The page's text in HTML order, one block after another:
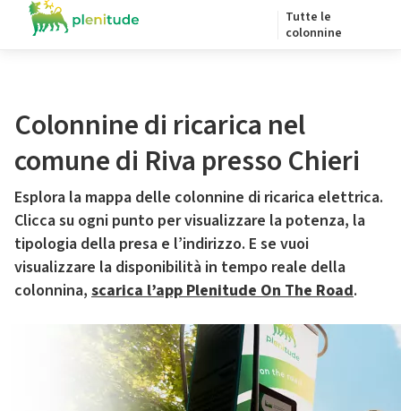
Tutte le
colonnine
Colonnine di ricarica nel
comune di Riva presso Chieri
Esplora la mappa delle colonnine di ricarica elettrica.
Clicca su ogni punto per visualizzare la potenza, la
tipologia della presa e l’indirizzo. E se vuoi
visualizzare la disponibilità in tempo reale della
colonnina, scarica l’app Plenitude On The Road.